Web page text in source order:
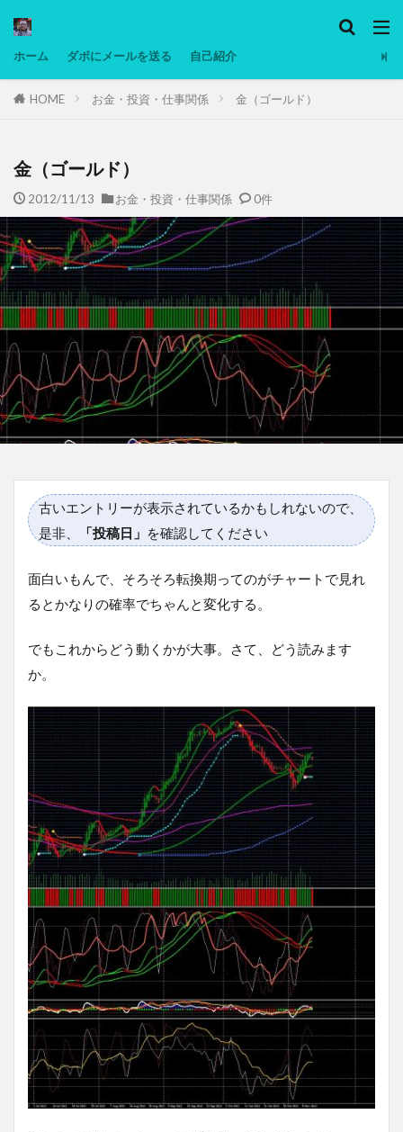
ホーム ダボにメールを送る 自己紹介
HOME お金・投資・仕事関係 金（ゴールド）
金（ゴールド）
2012/11/13 お金・投資・仕事関係 0件
古いエントリーが表示されているかもしれないので、
是非、
「投稿日」 を確認してください
面白いもんで、そろそろ転換期ってのがチャートで見れ
るとかなりの確率でちゃんと変化する。
でもこれからどう動くかが大事。さて、どう読みます
か。
タグ
マレーシア動画
備忘録
動画 日本人村社会 脱水シート
検索